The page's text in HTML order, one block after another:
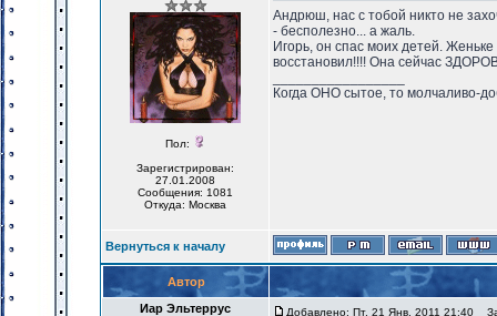
Пол:
Зарегистрирован:
27.01.2008
Сообщения: 1081
Откуда: Москва
Андрюш, нас с тобой никто не
- бесполезно... а жаль.
Игорь, он спас моих детей.
восстановил!!!! Она сейчас
Когда ОНО сытое, то молчаливо-
Вернуться к началу
Автор
Иар Эльтеррус
Добавлено: Пт, 21 Янв, 2011 21:40